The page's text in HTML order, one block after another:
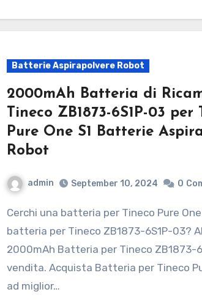
Batterie Aspirapolvere Robot
2000mAh Batteria di
Tineco ZB1873-6S1P-03 per
Pure One S1 Batterie
Robot
admin September 10, 2024 0
Cerchi una batteria per Tineco Pure One S1,
batteria per Tineco ZB1873-6S1P-03?
2000mAh Batteria per Tineco ZB1873-
vendita. Acquista Batteria per Tineco
ad miglior…